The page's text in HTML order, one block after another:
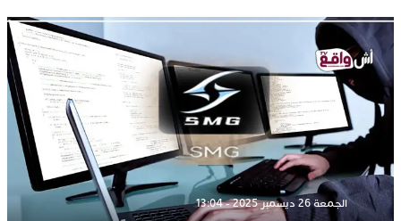
الجمعة 26 ديسمبر 2025 - 13:04